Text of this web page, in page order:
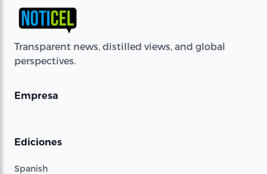
Transparent news, distilled views, and global
perspectives.
Empresa
Ediciones
Spanish